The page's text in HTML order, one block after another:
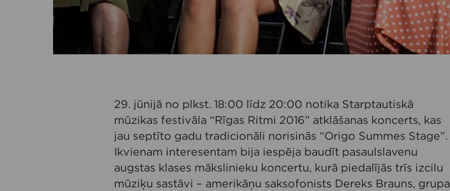
29. jūnijā no plkst. 18:00 līdz 20:00 notika Starptautiskā
mūzikas festivāla “Rīgas Ritmi 2016” atklāšanas koncerts, kas
jau septīto gadu tradicionāli norisinās “Origo Summes Stage”.
Ikvienam interesentam bija iespēja baudīt pasaulslavenu
augstas klases mākslinieku koncertu, kurā piedalījās trīs izcilu
mūziķu sastāvi – amerikāņu saksofonists Dereks Brauns, grupa